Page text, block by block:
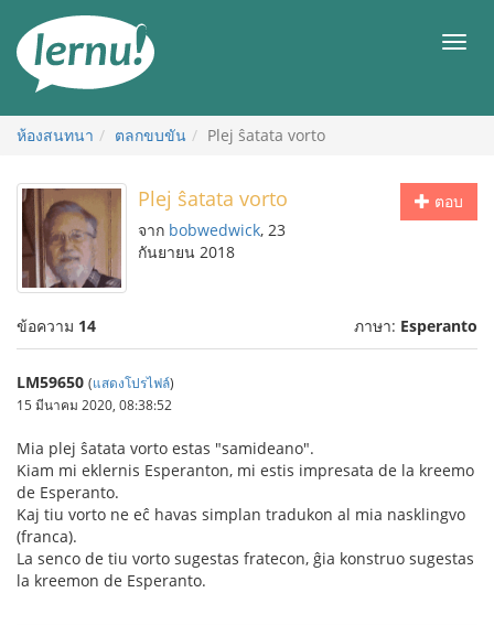
สารบัญ
เมนู
ห้องสนทนา ตลกขบขัน Plej ŝatata vorto
ตอบ
Plej ŝatata vorto
จาก bobwedwick, 23
กันยายน 2018
ข้อความ 14 ภาษา: Esperanto
LM59650 (แสดงโปรไฟล์)
15 มีนาคม 2020, 08:38:52
Mia plej ŝatata vorto estas "samideano".
Kiam mi eklernis Esperanton, mi estis impresata de la kreemo
de Esperanto.
Kaj tiu vorto ne eĉ havas simplan tradukon al mia nasklingvo
(franca).
La senco de tiu vorto sugestas fratecon, ĝia konstruo sugestas
la kreemon de Esperanto.